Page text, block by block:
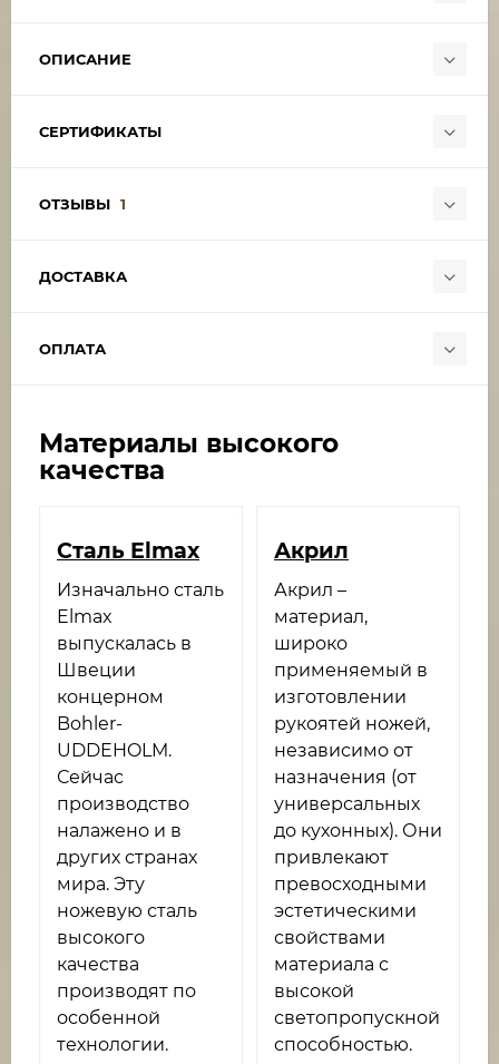
ОПИСАНИЕ
СЕРТИФИКАТЫ
ОТЗЫВЫ 1
ДОСТАВКА
ОПЛАТА
Материалы высокого
качества
Сталь Elmax
Изначально сталь
Elmax
выпускалась в
Швеции
концерном
Bohler-
UDDEHOLM.
Сейчас
производство
налажено и в
других странах
мира. Эту
ножевую сталь
высокого
качества
производят по
особенной
технологии.
Акрил
Акрил –
материал,
широко
применяемый в
изготовлении
рукоятей ножей,
независимо от
назначения (от
универсальных
до кухонных). Они
привлекают
превосходными
эстетическими
свойствами
материала с
высокой
светопропускной
способностью.